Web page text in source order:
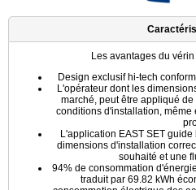
Les avantages du
Design exclusif hi-tech
L'opérateur dont les
marché, peut être appliqué
conditions d'installation,
L'application EAST SET
dimensions d'installation
souhaité et une
94% de consommation
traduit par 69.82 kWh